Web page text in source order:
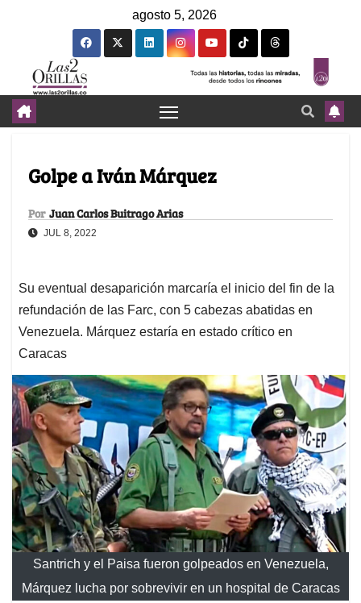
agosto 5, 2026
Golpe a Iván Márquez
Por Juan Carlos Buitrago Arias
JUL 8, 2022
Su eventual desaparición marcaría el inicio del fin de la
refundación de las Farc, con 5 cabezas abatidas en
Venezuela. Márquez estaría en estado crítico en
Caracas
Santrich y el Paisa fueron golpeados en Venezuela,
Márquez lucha por sobrevivir en un hospital de Caracas